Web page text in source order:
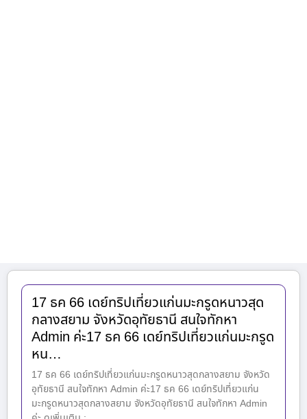
17 ธค 66 เดย์ทริปเที่ยวแก่นมะกรูดหนาวสุด
กลางสยาม จังหวัดอุทัยธานี สนใจทักหา
Admin ค่ะ17 ธค 66 เดย์ทริปเที่ยวแก่นมะกรูด
หน…
17 ธค 66 เดย์ทริปเที่ยวแก่นมะกรูดหนาวสุดกลางสยาม จังหวัด
อุทัยธานี สนใจทักหา Admin ค่ะ17 ธค 66 เดย์ทริปเที่ยวแก่น
มะกรูดหนาวสุดกลางสยาม จังหวัดอุทัยธานี สนใจทักหา Admin